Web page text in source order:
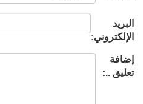
البريد
الإلكتروني:
إضافة
تعليق ..: